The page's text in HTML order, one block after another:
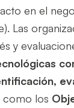
en el
Las
y
como los